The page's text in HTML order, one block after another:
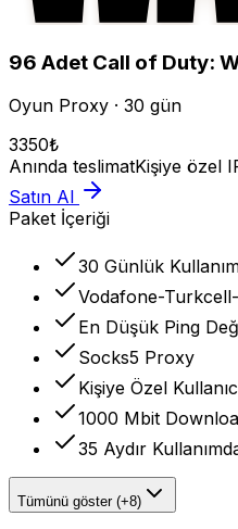
96 Adet Call of Duty:
Oyun Proxy · 30 gün
3350₺
Anında teslimatKişiye özel
Satın Al
Paket İçeriği
30 Günlük
Vodafone-
En Düşük Ping
Socks5 Proxy
Kişiye Özel
1000 Mbit
35 Aydır
Tümünü göster (+8)